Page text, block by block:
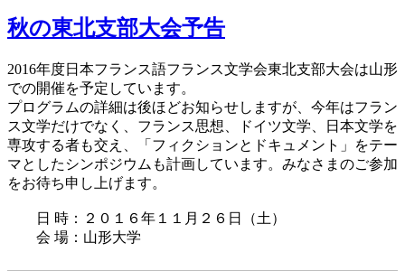
秋の東北支部大会予告
2016年度日本フランス語フランス文学会東北支部大会は山形
での開催を予定しています。
プログラムの詳細は後ほどお知らせしますが、今年はフラン
ス文学だけでなく、フランス思想、ドイツ文学、日本文学を
専攻する者も交え、「フィクションとドキュメント」をテー
マとしたシンポジウムも計画しています。みなさまのご参加
をお待ち申し上げます。
日 時：２０１６年１１月２６日（土）
会 場：山形大学